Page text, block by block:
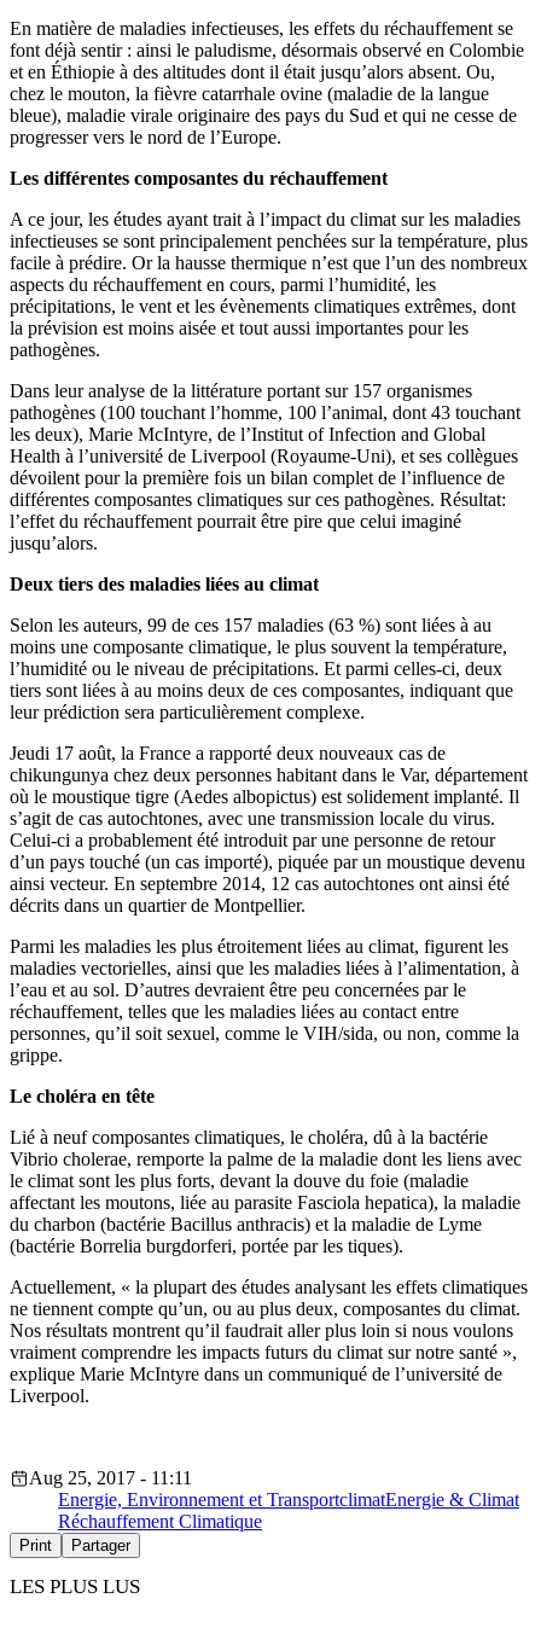
En matière de maladies infectieuses, les effets du réchauffement se
font déjà sentir : ainsi le paludisme, désormais observé en Colombie
et en Éthiopie à des altitudes dont il était jusqu’alors absent. Ou,
chez le mouton, la fièvre catarrhale ovine (maladie de la langue
bleue), maladie virale originaire des pays du Sud et qui ne cesse de
progresser vers le nord de l’Europe.
Les différentes composantes du réchauffement
A ce jour, les études ayant trait à l’impact du climat sur les maladies
infectieuses se sont principalement penchées sur la température, plus
facile à prédire. Or la hausse thermique n’est que l’un des nombreux
aspects du réchauffement en cours, parmi l’humidité, les
précipitations, le vent et les évènements climatiques extrêmes, dont
la prévision est moins aisée et tout aussi importantes pour les
pathogènes.
Dans leur analyse de la littérature portant sur 157 organismes
pathogènes (100 touchant l’homme, 100 l’animal, dont 43 touchant
les deux), Marie McIntyre, de l’Institut of Infection and Global
Health à l’université de Liverpool (Royaume-Uni), et ses collègues
dévoilent pour la première fois un bilan complet de l’influence de
différentes composantes climatiques sur ces pathogènes. Résultat:
l’effet du réchauffement pourrait être pire que celui imaginé
jusqu’alors.
Deux tiers des maladies liées au climat
Selon les auteurs, 99 de ces 157 maladies (63 %) sont liées à au
moins une composante climatique, le plus souvent la température,
l’humidité ou le niveau de précipitations. Et parmi celles-ci, deux
tiers sont liées à au moins deux de ces composantes, indiquant que
leur prédiction sera particulièrement complexe.
Jeudi 17 août, la France a rapporté deux nouveaux cas de
chikungunya chez deux personnes habitant dans le Var, département
où le moustique tigre (Aedes albopictus) est solidement implanté. Il
s’agit de cas autochtones, avec une transmission locale du virus.
Celui-ci a probablement été introduit par une personne de retour
d’un pays touché (un cas importé), piquée par un moustique devenu
ainsi vecteur. En septembre 2014, 12 cas autochtones ont ainsi été
décrits dans un quartier de Montpellier.
Parmi les maladies les plus étroitement liées au climat, figurent les
maladies vectorielles, ainsi que les maladies liées à l’alimentation, à
l’eau et au sol. D’autres devraient être peu concernées par le
réchauffement, telles que les maladies liées au contact entre
personnes, qu’il soit sexuel, comme le VIH/sida, ou non, comme la
grippe.
Le choléra en tête
Lié à neuf composantes climatiques, le choléra, dû à la bactérie
Vibrio cholerae, remporte la palme de la maladie dont les liens avec
le climat sont les plus forts, devant la douve du foie (maladie
affectant les moutons, liée au parasite Fasciola hepatica), la maladie
du charbon (bactérie Bacillus anthracis) et la maladie de Lyme
(bactérie Borrelia burgdorferi, portée par les tiques).
Actuellement, « la plupart des études analysant les effets climatiques
ne tiennent compte qu’un, ou au plus deux, composantes du climat.
Nos résultats montrent qu’il faudrait aller plus loin si nous voulons
vraiment comprendre les impacts futurs du climat sur notre santé »,
explique Marie McIntyre dans un communiqué de l’université de
Liverpool.
Aug 25, 2017 - 11:11
Energie, Environnement et TransportclimatEnergie & Climat
Réchauffement Climatique
Print Partager
LES PLUS LUS